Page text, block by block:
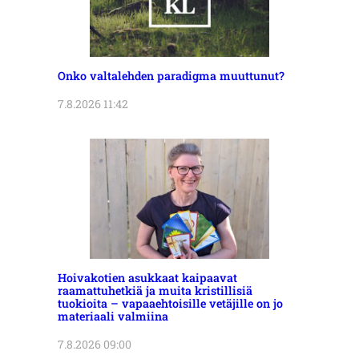
Onko valtalehden paradigma muuttunut?
7.8.2026 11:42
Hoivakotien asukkaat kaipaavat
raamattuhetkiä ja muita kristillisiä
tuokioita – vapaaehtoisille vetäjille on jo
materiaali valmiina
7.8.2026 09:00